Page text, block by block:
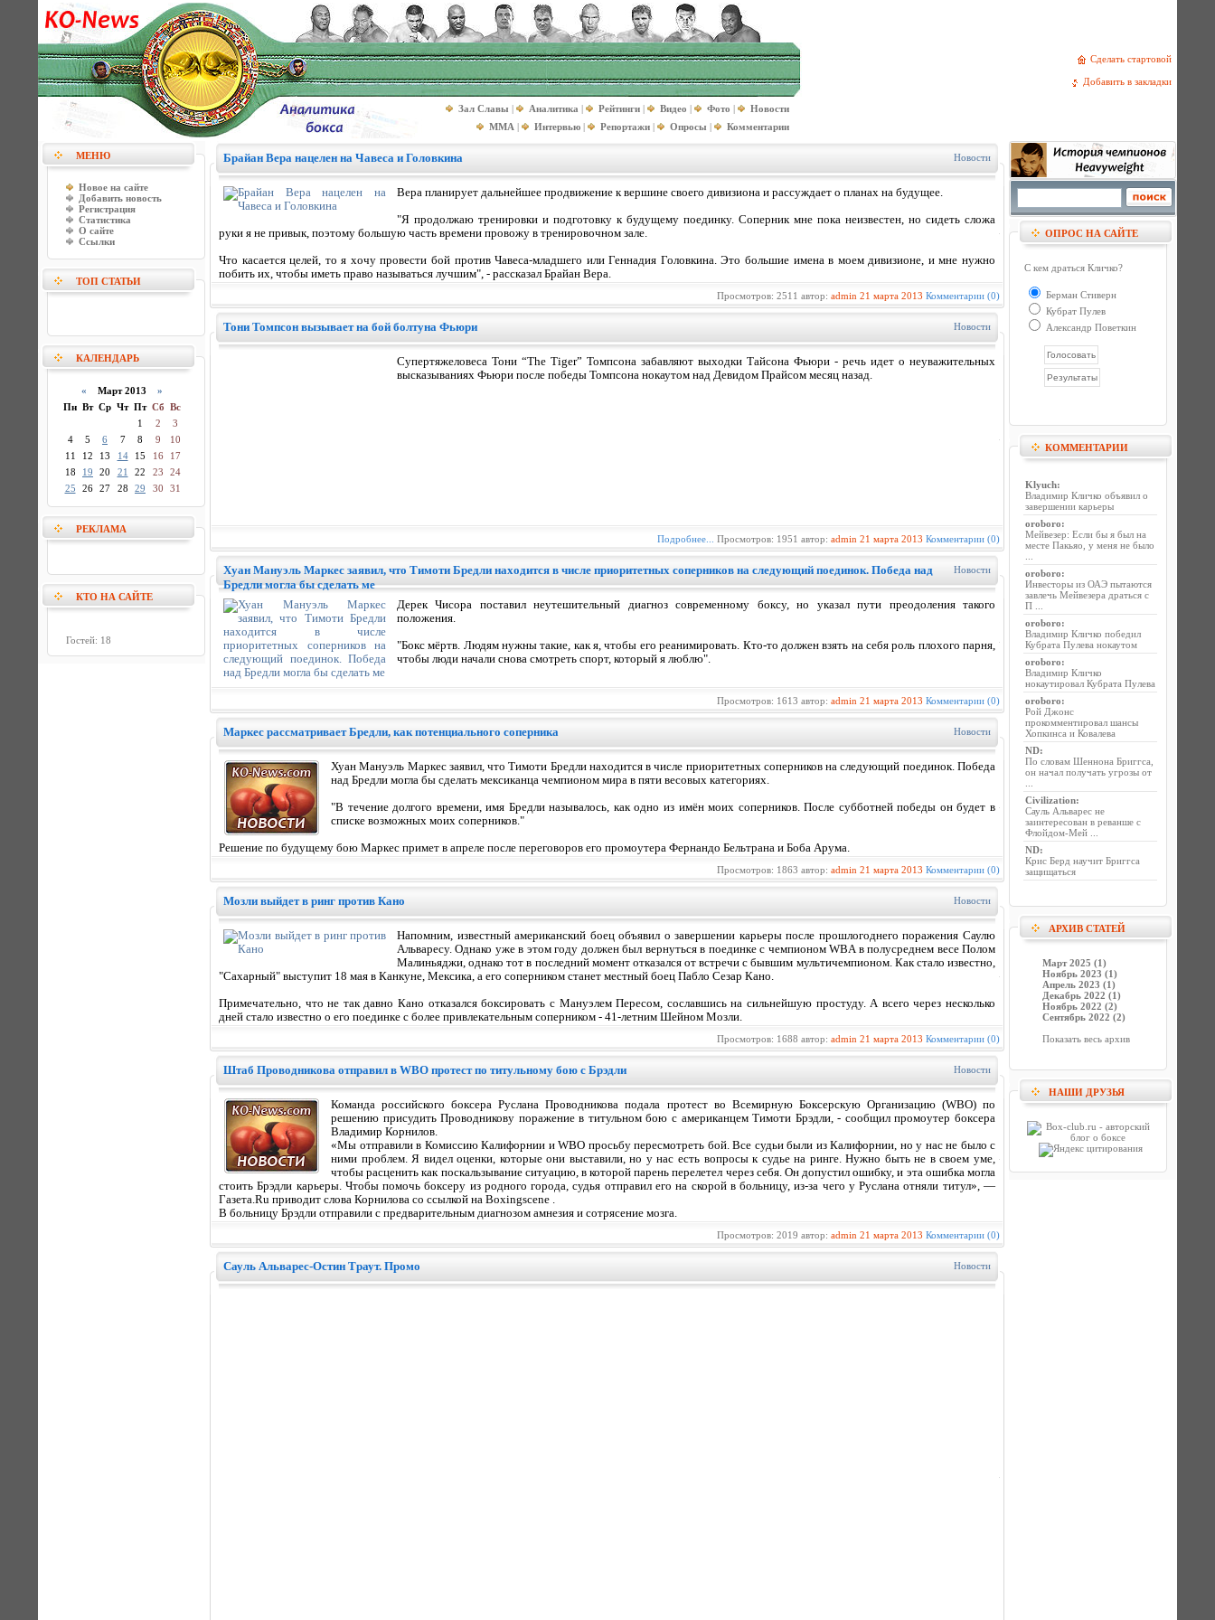
Сделать стартовой
Добавить в закладки
Зал Славы | Аналитика | Рейтинги | Видео | Фото |
Новости
MMA | Интервью | Репортажи | Опросы | Комментарии
МЕНЮ
Новое на сайте
Добавить новость
Регистрация
Статистика
О сайте
Ссылки
ТОП СТАТЬИ
КАЛЕНДАРЬ
« Март 2013 »
Пн Вт Ср Чт Пт Сб Вс
1
2
3
4
5 6 7 8 9
10
11
12 13 14 15 16
17
18
19 20 21 22 23
24
25
26 27 28 29 30 31
РЕКЛАМА
КТО НА САЙТЕ
Гостей: 18
Брайан Вера нацелен на Чавеса и Головкина Новости
Вера планирует дальнейшее продвижение к вершине своего дивизиона и рассуждает о планах на будущее.
"Я продолжаю тренировки и подготовку к будущему поединку. Соперник мне пока неизвестен, но сидеть сложа
руки я не привык, поэтому большую часть времени провожу в тренировочном зале.
Что касается целей, то я хочу провести бой против Чавеса-младшего или Геннадия Головкина. Это большие имена в моем дивизионе, и мне нужно
побить их, чтобы иметь право называться лучшим", - рассказал Брайан Вера.
Просмотров: 2511 автор: admin 21 марта 2013 Комментарии (0)
Тони Томпсон вызывает на бой болтуна Фьюри Новости
Супертяжеловеса Тони “The Tiger” Томпсона забавляют выходки Тайсона Фьюри - речь идет о неуважительных
высказываниях Фьюри после победы Томпсона нокаутом над Девидом Прайсом месяц назад.
Подробнее... Просмотров: 1951 автор: admin 21 марта 2013 Комментарии (0)
Хуан Мануэль Маркес заявил, что Тимоти Бредли находится в числе приоритетных соперников на следующий поединок. Победа над
Бредли могла бы сделать ме
Новости
Дерек Чисора поставил неутешительный диагноз современному боксу, но указал пути преодоления такого
положения.
"Бокс мёртв. Людям нужны такие, как я, чтобы его реанимировать. Кто-то должен взять на себя роль плохого парня,
чтобы люди начали снова смотреть спорт, который я люблю".
Просмотров: 1613 автор: admin 21 марта 2013 Комментарии (0)
Маркес рассматривает Бредли, как потенциального соперника Новости
Хуан Мануэль Маркес заявил, что Тимоти Бредли находится в числе приоритетных соперников на следующий поединок. Победа
над Бредли могла бы сделать мексиканца чемпионом мира в пяти весовых категориях.
"В течение долгого времени, имя Бредли называлось, как одно из имён моих соперников. После субботней победы он будет в
списке возможных моих соперников."
Решение по будущему бою Маркес примет в апреле после переговоров его промоутера Фернандо Бельтрана и Боба Арума.
Просмотров: 1863 автор: admin 21 марта 2013 Комментарии (0)
Мозли выйдет в ринг против Кано Новости
Напомним, известный американский боец объявил о завершении карьеры после прошлогоднего поражения Саулю
Альваресу. Однако уже в этом году должен был вернуться в поединке с чемпионом WBA в полусреднем весе Полом
Малиньяджи, однако тот в последний момент отказался от встречи с бывшим мультичемпионом. Как стало известно,
"Сахарный" выступит 18 мая в Канкуне, Мексика, а его соперником станет местный боец Пабло Сезар Кано.
Примечательно, что не так давно Кано отказался боксировать с Мануэлем Пересом, сославшись на сильнейшую простуду. А всего через несколько
дней стало известно о его поединке с более привлекательным соперником - 41-летним Шейном Мозли.
Просмотров: 1688 автор: admin 21 марта 2013 Комментарии (0)
Штаб Проводникова отправил в WBO протест по титульному бою с Брэдли Новости
Команда российского боксера Руслана Проводникова подала протест во Всемирную Боксерскую Организацию (WBO) по
решению присудить Проводникову поражение в титульном бою с американцем Тимоти Брэдли, - сообщил промоутер боксера
Владимир Корнилов.
«Мы отправили в Комиссию Калифорнии и WBO просьбу пересмотреть бой. Все судьи были из Калифорнии, но у нас не было с
ними проблем. Я видел оценки, которые они выставили, но у нас есть вопросы к судье на ринге. Нужно быть не в своем уме,
чтобы расценить как поскальзывание ситуацию, в которой парень перелетел через себя. Он допустил ошибку, и эта ошибка могла
стоить Брэдли карьеры. Чтобы помочь боксеру из родного города, судья отправил его на скорой в больницу, из-за чего у Руслана отняли титул», —
Газета.Ru приводит слова Корнилова со ссылкой на Boxingscene .
В больницу Брэдли отправили с предварительным диагнозом амнезия и сотрясение мозга.
Просмотров: 2019 автор: admin 21 марта 2013 Комментарии (0)
Сауль Альварес-Остин Траут. Промо Новости
ОПРОС НА САЙТЕ
С кем драться Кличко?
Берман Стиверн
Кубрат Пулев
Александр Поветкин
КОММЕНТАРИИ
Klyuch:
Владимир Кличко объявил о
завершении карьеры
oroboro:
Мейвезер: Если бы я был на
месте Пакьяо, у меня не было
oroboro:
Инвесторы из ОАЭ пытаются
завлечь Мейвезера драться с
П ...
oroboro:
Владимир Кличко победил
Кубрата Пулева нокаутом
oroboro:
Владимир Кличко
нокаутировал Кубрата Пулева
oroboro:
Рой Джонс
прокомментировал шансы
Хопкинса и Ковалева
ND:
По словам Шеннона Бриггса,
он начал получать угрозы от
Civilization:
Сауль Альварес не
заинтересован в реванше с
Флойдом-Мей ...
ND:
Крис Берд научит Бриггса
защищаться
АРХИВ СТАТЕЙ
Март 2025 (1)
Ноябрь 2023 (1)
Апрель 2023 (1)
Декабрь 2022 (1)
Ноябрь 2022 (2)
Сентябрь 2022 (2)
Показать весь архив
НАШИ ДРУЗЬЯ